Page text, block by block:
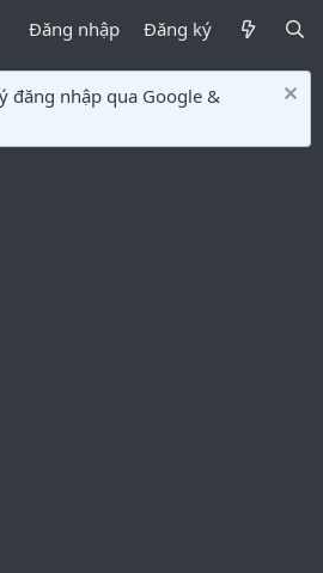
Đăng nhập Đăng ký
đăng nhập qua Google &